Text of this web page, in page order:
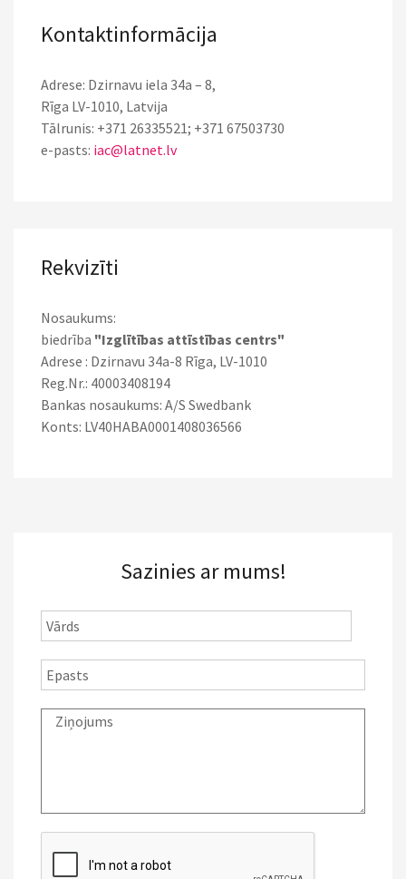
Kontaktinformācija
Adrese: Dzirnavu iela 34a – 8,
Rīga LV-1010, Latvija
Tālrunis: +371 26335521; +371 67503730
e-pasts: iac@latnet.lv
Rekvizīti
Nosaukums:
biedrība "Izglītības attīstības centrs"
Adrese : Dzirnavu 34a-8 Rīga, LV-1010
Reg.Nr.: 40003408194
Bankas nosaukums: A/S Swedbank
Konts: LV40HABA0001408036566
Sazinies ar mums!